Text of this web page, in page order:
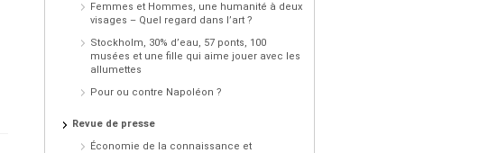
Femmes et Hommes, une humanité à deux
visages – Quel regard dans l’art ?
Stockholm, 30% d’eau, 57 ponts, 100
musées et une fille qui aime jouer avec les
allumettes
Pour ou contre Napoléon ?
Revue de presse
Économie de la connaissance et